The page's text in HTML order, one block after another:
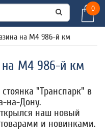
0
на М4 986-й км
на М4 986-й км
"Транспарк" в
на-Дону.
наш новый
и новинками.